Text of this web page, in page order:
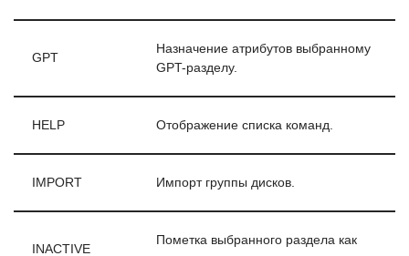
GPT
Назначение атрибутов выбранному
GPT-разделу.
HELP Отображение списка команд.
IMPORT Импорт группы дисков.
INACTIVE
Пометка выбранного раздела как